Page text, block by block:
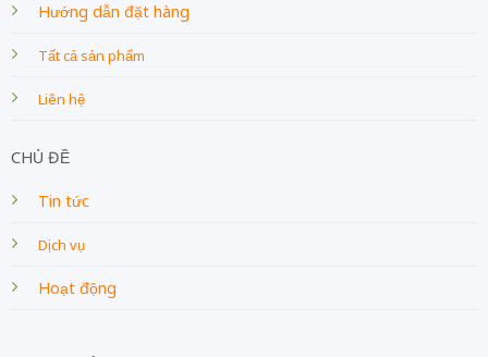
Hướng dẫn đặt hàng
Tất cả sản phẩm
Liên hệ
CHỦ ĐỀ
Tin tức
Dịch vụ
Hoạt động